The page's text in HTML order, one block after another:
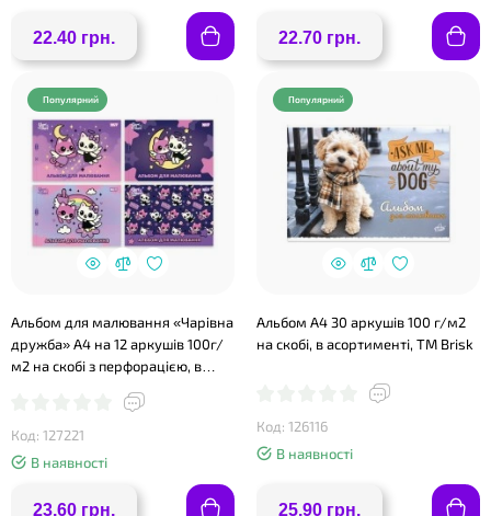
22.40 грн. 22.70 грн.
Популярний
Альбом для малювання «Чарівна
дружба» А4 на 12 аркушів 100г/
м2 на скобі з перфорацією, в
Код: 127221
В наявності
23.60 грн.
Популярний
Альбом А4 30 аркушів 100 г/м2
на скобі, в асортименті, ТМ Brisk
Код: 126116
В наявності
25.90 грн.
❤